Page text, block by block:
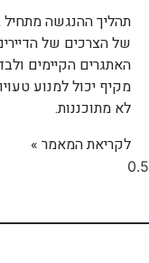
תהליך ההנגשה
של הצרכים של
האתגרים הקיימים
מקיף יכול למנוע
לא מתוכננות.
לקריאת המאמר »